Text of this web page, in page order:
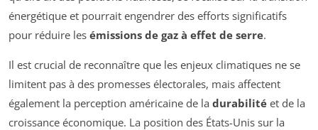
énergétique et pourrait engendrer des efforts significatifs
pour réduire les émissions de gaz à effet de serre.
Il est crucial de reconnaître que les enjeux climatiques ne se
limitent pas à des promesses électorales, mais affectent
également la perception américaine de la durabilité et de la
croissance économique. La position des États-Unis sur la